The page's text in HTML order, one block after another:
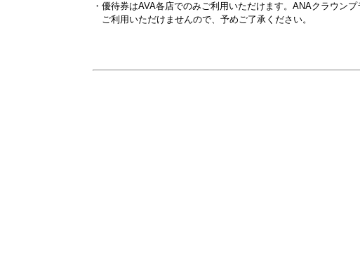
・優待券はAVA各店でのみご利用いただけます。ANAクラウン
ご利用いただけませんので、予めご了承ください。